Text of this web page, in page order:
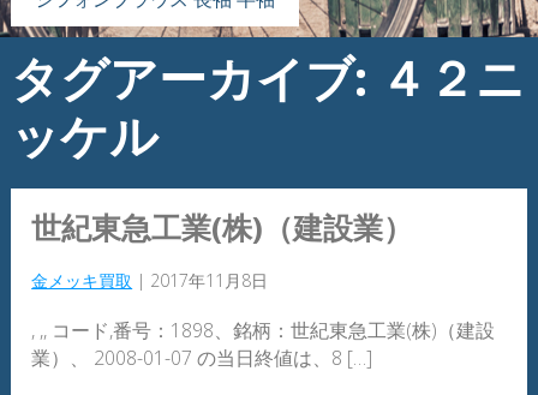
タグアーカイブ: ４２ニ
ッケル
世紀東急工業(株)（建設業）
金メッキ買取 | 2017年11月8日
, ,, コード,番号：1898、銘柄：世紀東急工業(株)（建設
業）、 2008-01-07 の当日終値は、8 […]